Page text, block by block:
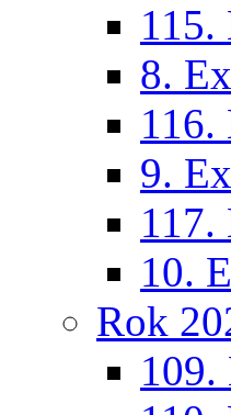
115.
8.
116.
9.
117.
10.
Rok